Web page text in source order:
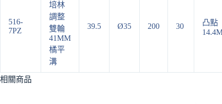
516-
7PZ
培林
調整
雙輪
41MM
橘平
溝
39.5 Ø35 200 30
凸點
相關商品